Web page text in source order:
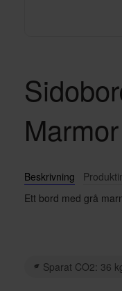
Marmor
Beskrivning
Ett bord med grå
Sparat CO2: 36